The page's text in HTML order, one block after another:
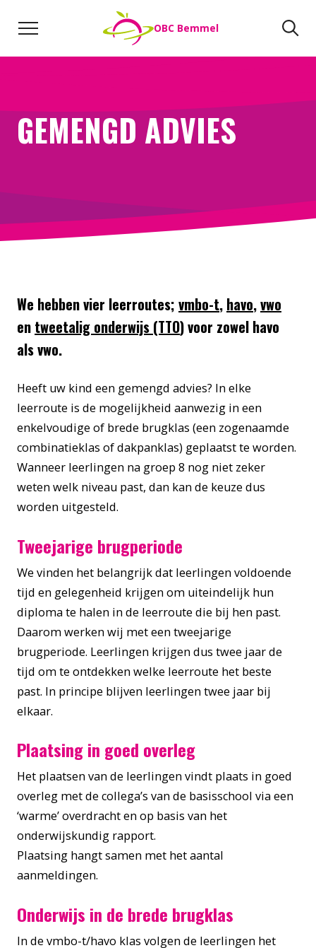
OBC Bemmel
Direct naar: Werken bij We helpen je opweg
GEMENGD ADVIES
We hebben vier leerroutes; vmbo-t, havo,vwo
en tweetalig onderwijs (TTO) voor zowel havo
als vwo.
Heeft uw kind een gemengd advies? In elke
leerroute is de mogelijkheid aanwezig in een
enkelvoudige of brede brugklas (een zogenaamde
combinatieklas of dakpanklas) geplaatst te worden.
Wanneer leerlingen na groep 8 nog niet zeker
weten welk niveau past, dan kan de keuze dus
worden uitgesteld.
Tweejarige brugperiode
We vinden het belangrijk dat leerlingen voldoende
tijd en gelegenheid krijgen om uiteindelijk hun
diploma te halen in de leerroute die bij hen past.
Daarom werken wij met een tweejarige
brugperiode. Leerlingen krijgen dus twee jaar de
tijd om te ontdekken welke leerroute het beste
past. In principe blijven leerlingen twee jaar bij
elkaar.
Plaatsing in goed overleg
Het plaatsen van de leerlingen vindt plaats in goed
overleg met de collega’s van de basisschool via een
‘warme’ overdracht en op basis van het
onderwijskundig rapport.
Plaatsing hangt samen met het aantal
aanmeldingen.
Onderwijs in de brede brugklas
In de vmbo-t/havo klas volgen de leerlingen het